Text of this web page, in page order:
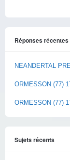
Réponses récentes
NEANDERTAL
ORMESSON (77)
ORMESSON (77)
Sujets récents